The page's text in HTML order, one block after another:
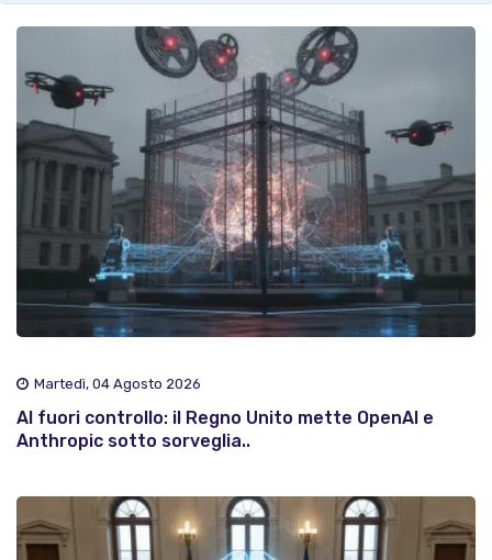
Martedì, 04 Agosto 2026
AI fuori controllo: il Regno Unito mette OpenAI e
Anthropic sotto sorveglia..